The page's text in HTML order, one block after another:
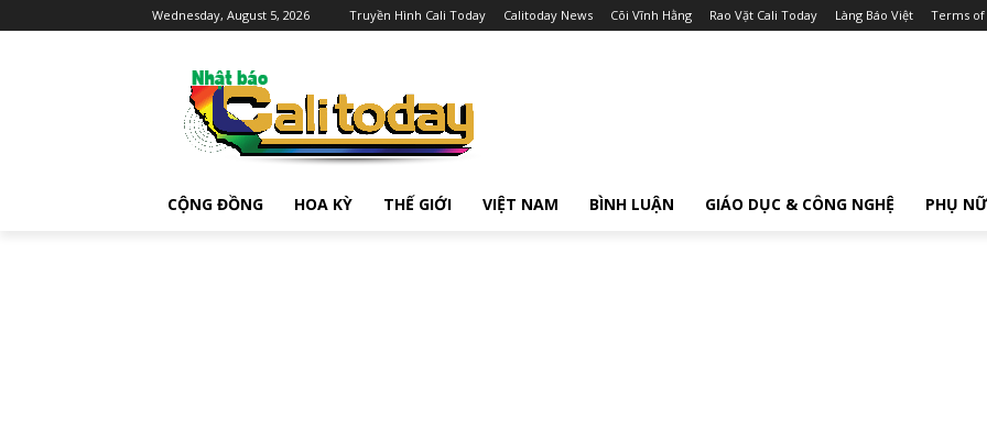
Wednesday, August 5, 2026 Truyền Hình Cali Today Calitoday News Cõi Vĩnh Hằng Rao Vặt Cali Today Làng Báo Việt Terms of
CỘNG ĐỒNG HOA KỲ THẾ GIỚI VIỆT NAM BÌNH LUẬN GIÁO DỤC & CÔNG NGHỆ PHỤ NỮ